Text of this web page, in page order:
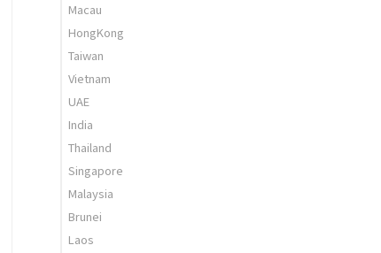
Macau
HongKong
Taiwan
Vietnam
UAE
India
Thailand
Singapore
Malaysia
Brunei
Laos